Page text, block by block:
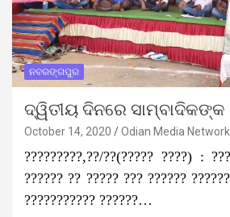
ନବରଙ୍ଗପୁର
ଦ୍ୱିତୀୟ ଦିନରେ ସାମ୍ବାଦିକଙ୍କ
October 14, 2020 Odian Media
?????????,??/??(????? ????) :
?????? ?? ????? ??? ??????
??????????? ??????…